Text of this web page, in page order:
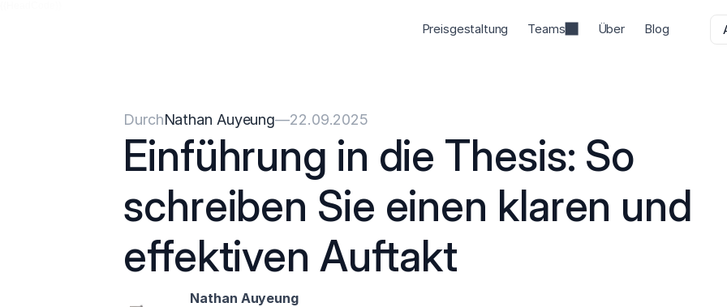
Preisgestaltung Teams Über Blog
DurchNathan Auyeung—22.09.2025
Einführung in die Thesis: So
schreiben Sie einen klaren und
effektiven Auftakt
Nathan Auyeung